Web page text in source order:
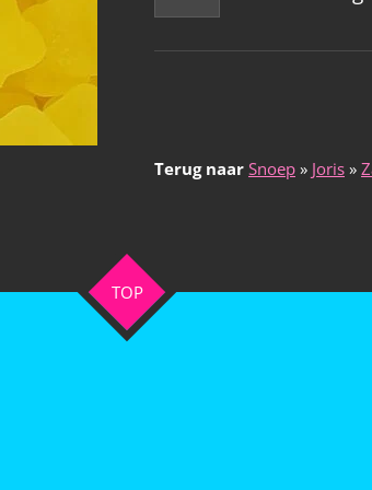
Terug naar Snoep » Joris »
TOP